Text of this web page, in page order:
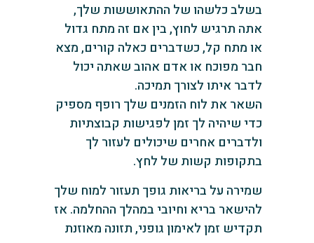
בשלב כלשהו של ההתאוששות שלך,
אתה תרגיש לחוץ, בין אם זה מתח גדול
או מתח קל, כשדברים כאלה קורים, מצא
חבר מפוכח או אדם אהוב שאתה יכול
לדבר איתו לצורך תמיכה.
השאר את לוח הזמנים שלך רופף מספיק
כדי שיהיה לך זמן לפגישות קבוצתיות
ולדברים אחרים שיכולים לעזור לך
בתקופות קשות של לחץ.
שמירה על בריאות גופך תעזור למוח שלך
להישאר בריא וחיובי במהלך ההחלמה. אז
תקדיש זמן לאימון גופני, תזונה מאוזנת